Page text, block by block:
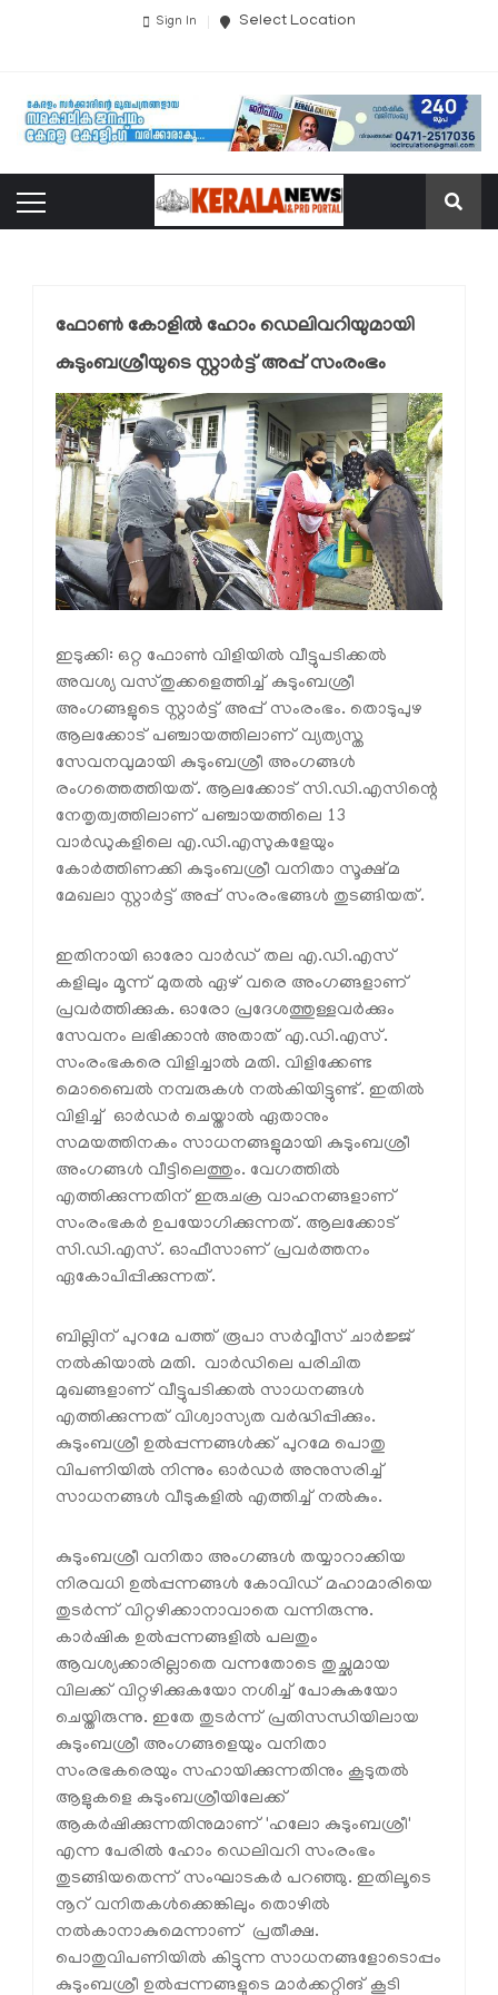
Sign In Select Location
ഫോണ്‍ കോളില്‍ ഹോം ഡെലിവറിയുമായി
കുടുംബശ്രീയുടെ സ്റ്റാര്‍ട്ട് അപ്പ് സംരംഭം
ഇടുക്കി: ഒറ്റ ഫോണ്‍ വിളിയില്‍ വീട്ടുപടിക്കല്‍
അവശ്യ വസ്തുക്കളെത്തിച്ച് കുടുംബശ്രീ
അംഗങ്ങളുടെ സ്റ്റാര്‍ട്ട് അപ്പ് സംരംഭം. തൊടുപുഴ
ആലക്കോട് പഞ്ചായത്തിലാണ് വ്യത്യസ്ത
സേവനവുമായി കുടുംബശ്രീ അംഗങ്ങള്‍
രംഗത്തെത്തിയത്. ആലക്കോട് സി.ഡി.എസിന്റെ
നേതൃത്വത്തിലാണ് പഞ്ചായത്തിലെ 13
വാര്‍ഡുകളിലെ എ.ഡി.എസുകളേയും
കോര്‍ത്തിണക്കി കുടുംബശ്രീ വനിതാ സൂക്ഷ്മ
മേഖലാ സ്റ്റാര്‍ട്ട് അപ്പ് സംരംഭങ്ങള്‍ തുടങ്ങിയത്.
ഇതിനായി ഓരോ വാര്‍ഡ് തല എ.ഡി.എസ്
കളിലും മൂന്ന് മുതല്‍ ഏഴ് വരെ അംഗങ്ങളാണ്
പ്രവര്‍ത്തിക്കുക. ഓരോ പ്രദേശത്തുള്ളവര്‍ക്കും
സേവനം ലഭിക്കാന്‍ അതാത് എ.ഡി.എസ്.
സംരംഭകരെ വിളിച്ചാല്‍ മതി. വിളിക്കേണ്ട
മൊബൈല്‍ നമ്പരുകള്‍ നല്‍കിയിട്ടുണ്ട്. ഇതില്‍
വിളിച്ച് ഓര്‍ഡര്‍ ചെയ്താല്‍ ഏതാനും
സമയത്തിനകം സാധനങ്ങളുമായി കുടുംബശ്രീ
അംഗങ്ങള്‍ വീട്ടിലെത്തും. വേഗത്തില്‍
എത്തിക്കുന്നതിന് ഇരുചക്ര വാഹനങ്ങളാണ്
സംരംഭകര്‍ ഉപയോഗിക്കുന്നത്. ആലക്കോട്
സി.ഡി.എസ്. ഓഫീസാണ് പ്രവര്‍ത്തനം
ഏകോപിപ്പിക്കുന്നത്.
ബില്ലിന് പുറമേ പത്ത് രൂപാ സര്‍വ്വീസ് ചാര്‍ജ്ജ്
നല്‍കിയാല്‍ മതി. വാര്‍ഡിലെ പരിചിത
മുഖങ്ങളാണ് വീട്ടുപടിക്കല്‍ സാധനങ്ങള്‍
എത്തിക്കുന്നത് വിശ്വാസ്യത വര്‍ദ്ധിപ്പിക്കും.
കുടുംബശ്രീ ഉല്‍പ്പന്നങ്ങള്‍ക്ക് പുറമേ പൊതു
വിപണിയില്‍ നിന്നും ഓര്‍ഡര്‍ അനുസരിച്ച്
സാധനങ്ങള്‍ വീടുകളില്‍ എത്തിച്ച് നല്‍കും.
കുടുംബശ്രീ വനിതാ അംഗങ്ങള്‍ തയ്യാറാക്കിയ
നിരവധി ഉല്‍പ്പന്നങ്ങള്‍ കോവിഡ് മഹാമാരിയെ
തുടര്‍ന്ന് വിറ്റഴിക്കാനാവാതെ വന്നിരുന്നു.
കാര്‍ഷിക ഉല്‍പ്പന്നങ്ങളില്‍ പലതും
ആവശ്യക്കാരില്ലാതെ വന്നതോടെ തുച്ഛമായ
വിലക്ക് വിറ്റഴിക്കുകയോ നശിച്ച് പോകുകയോ
ചെയ്തിരുന്നു. ഇതേ തുടര്‍ന്ന് പ്രതിസന്ധിയിലായ
കുടുംബശ്രീ അംഗങ്ങളെയും വനിതാ
സംരഭകരെയും സഹായിക്കുന്നതിനും കൂടുതല്‍
ആളുകളെ കുടുംബശ്രീയിലേക്ക്
ആകര്‍ഷിക്കുന്നതിനുമാണ് 'ഹലോ കുടുംബശ്രീ'
എന്ന പേരില്‍ ഹോം ഡെലിവറി സംരംഭം
തുടങ്ങിയതെന്ന് സംഘാടകര്‍ പറഞ്ഞു. ഇതിലൂടെ
നൂറ് വനിതകള്‍ക്കെങ്കിലും തൊഴില്‍
നല്‍കാനാകുമെന്നാണ് പ്രതീക്ഷ.
പൊതുവിപണിയില്‍ കിട്ടുന്ന സാധനങ്ങളോടൊപ്പം
കുടുംബശ്രീ ഉല്‍പ്പന്നങ്ങളുടെ മാര്‍ക്കറ്റിങ് കൂടി